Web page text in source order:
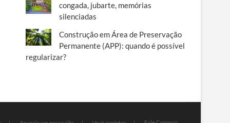
congada, jubarte, memórias
silenciadas
Construção em Área de Preservação
Permanente (APP): quando é possível
regularizar?